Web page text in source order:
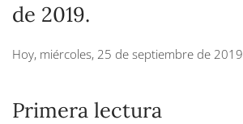
de 2019.
Hoy, miércoles, 25 de septiembre de 2019
Primera lectura